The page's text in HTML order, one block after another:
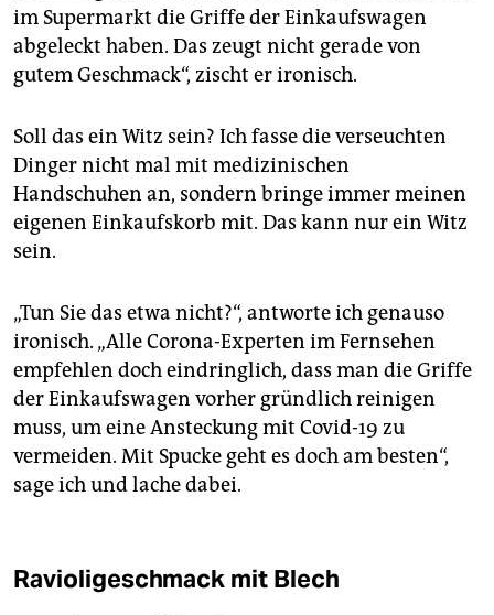
im Supermarkt die Griffe der Einkaufswagen
abgeleckt haben. Das zeugt nicht gerade von
gutem Geschmack“, zischt er ironisch.
Soll das ein Witz sein? Ich fasse die verseuchten
Dinger nicht mal mit medizinischen
Handschuhen an, sondern bringe immer meinen
eigenen Einkaufskorb mit. Das kann nur ein Witz
sein.
„Tun Sie das etwa nicht?“, antworte ich genauso
ironisch. „Alle Corona-Experten im Fernsehen
empfehlen doch eindringlich, dass man die Griffe
der Einkaufswagen vorher gründlich reinigen
muss, um eine Ansteckung mit Covid-19 zu
vermeiden. Mit Spucke geht es doch am besten“,
sage ich und lache dabei.
Ravioligeschmack mit Blech